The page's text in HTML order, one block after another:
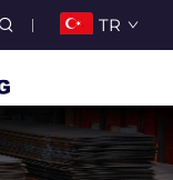
TR